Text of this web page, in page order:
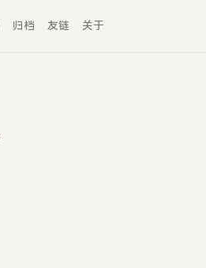
归档 友链 关于